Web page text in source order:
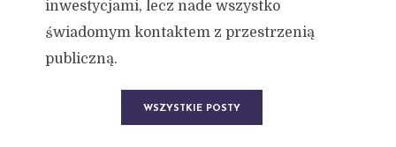
inwestycjami, lecz nade wszystko
świadomym kontaktem z przestrzenią
publiczną.
WSZYSTKIE POSTY